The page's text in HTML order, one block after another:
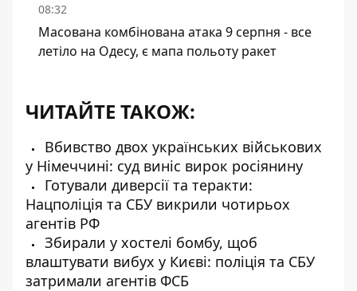
08:32
Масована комбінована атака 9 серпня - все
летіло на Одесу, є мапа польоту ракет
ЧИТАЙТЕ ТАКОЖ:
Вбивство двох українських військових
у Німеччині: суд виніс вирок росіянину
Готували диверсії та теракти:
Нацполіція та СБУ викрили чотирьох
агентів РФ
Збирали у хостелі бомбу, щоб
влаштувати вибух у Києві: поліція та СБУ
затримали агентів ФСБ